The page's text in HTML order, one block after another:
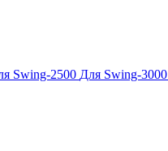
Swing-2500 Для Swing-3000